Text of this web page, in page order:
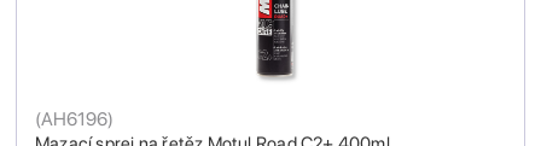
(AH6196)